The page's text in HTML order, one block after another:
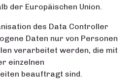
der Europäischen Union.
des Data Controller
Daten nur von Personen
verarbeitet werden, die mit
einzelnen
beauftragt sind.